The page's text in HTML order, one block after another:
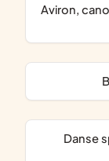
Aviron, canoë kayak (aviron, rafting, canoë kayak,
Danse sportive (danse sportive, hip hop,